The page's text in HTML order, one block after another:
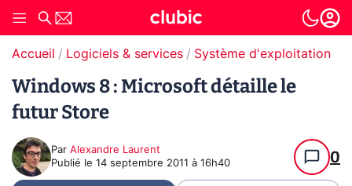
Accueil Logiciels & services Système d'exploitation
Windows 8 : Microsoft détaille le
futur Store
Par Alexandre Laurent
Publié le 14 septembre 2011 à 16h40 0